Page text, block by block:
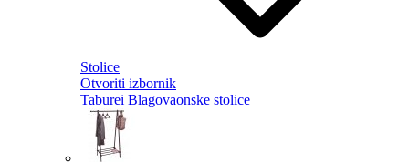
Stolice
Otvoriti izbornik
Taburei Blagovaonske stolice